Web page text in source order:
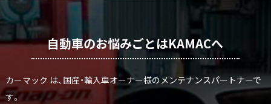
自動車のお悩みごとはKAMACへ
カーマック は、国産・輸入車オーナー様のメンテナンスパートナーで
す。